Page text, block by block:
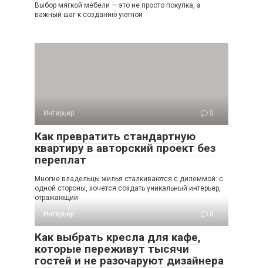
Выбор мягкой мебели — это не просто покупка, а
важный шаг к созданию уютной
Интерьер 0
Как превратить стандартную
квартиру в авторский проект без
переплат
Многие владельцы жилья сталкиваются с дилеммой: с
одной стороны, хочется создать уникальный интерьер,
отражающий
Интерьер
0
Как выбрать кресла для кафе,
которые переживут тысячи
гостей и не разочаруют дизайнера